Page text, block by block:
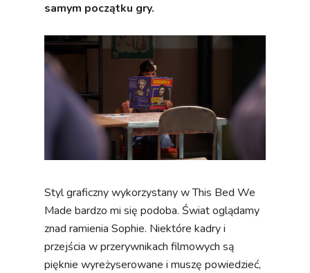
samym początku gry.
Styl graficzny wykorzystany w This Bed We
Made bardzo mi się podoba. Świat oglądamy
znad ramienia Sophie. Niektóre kadry i
przejścia w przerywnikach filmowych są
pięknie wyreżyserowane i muszę powiedzieć,